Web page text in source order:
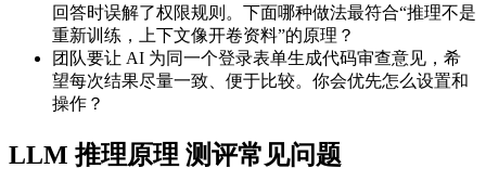
回答时误解了权限规则。下面哪种做法最符合“推理不是
重新训练，上下文像开卷资料”的原理？
团队要让 AI 为同一个登录表单生成代码审查意见，希
望每次结果尽量一致、便于比较。你会优先怎么设置和
操作？
LLM 推理原理 测评常见问题